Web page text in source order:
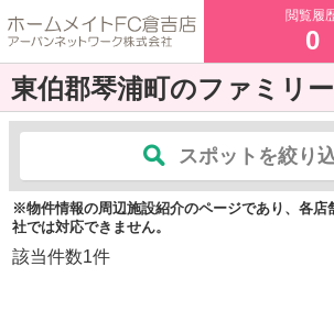
閲覧履
0
東伯郡琴浦町のファミリ
スポットを絞り
※物件情報の周辺施設紹介のページであり、各店
社では対応できません。
該当件数1件